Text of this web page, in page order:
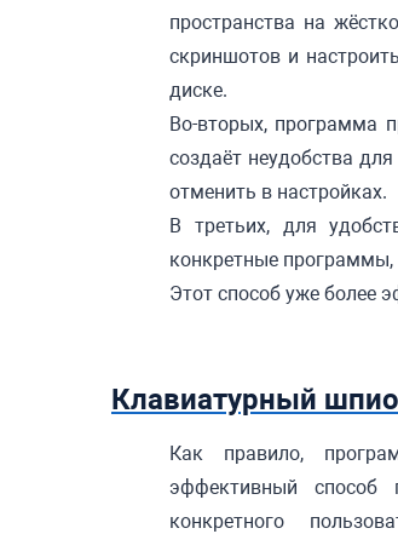
пространства на
скриншотов и
диске.
Во-вторых, программа
создаёт неудобства
отменить в настройках.
В третьих, для
конкретные
Этот способ уже более
Клавиатурный
Как правило,
эффективный способ
конкретного